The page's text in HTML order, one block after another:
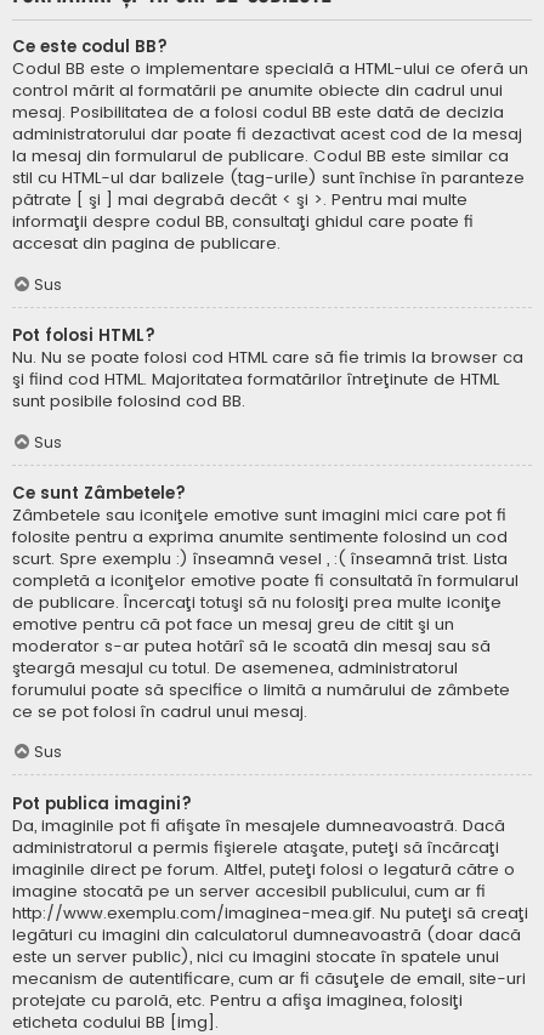
Ce este codul BB?
Codul BB este o implementare specială a HTML-ului ce oferă un
control mărit al formatării pe anumite obiecte din cadrul unui
mesaj. Posibilitatea de a folosi codul BB este dată de decizia
administratorului dar poate fi dezactivat acest cod de la mesaj
la mesaj din formularul de publicare. Codul BB este similar ca
stil cu HTML-ul dar balizele (tag-urile) sunt închise în paranteze
pătrate [ şi ] mai degrabă decât < şi >. Pentru mai multe
informaţii despre codul BB, consultaţi ghidul care poate fi
accesat din pagina de publicare.
Sus
Pot folosi HTML?
Nu. Nu se poate folosi cod HTML care să fie trimis la browser ca
şi fiind cod HTML. Majoritatea formatărilor întreţinute de HTML
sunt posibile folosind cod BB.
Sus
Ce sunt Zâmbetele?
Zâmbetele sau iconiţele emotive sunt imagini mici care pot fi
folosite pentru a exprima anumite sentimente folosind un cod
scurt. Spre exemplu :) înseamnă vesel , :( înseamnă trist. Lista
completă a iconiţelor emotive poate fi consultată în formularul
de publicare. Încercaţi totuşi să nu folosiţi prea multe iconiţe
emotive pentru că pot face un mesaj greu de citit şi un
moderator s-ar putea hotărî să le scoată din mesaj sau să
şteargă mesajul cu totul. De asemenea, administratorul
forumului poate să specifice o limită a numărului de zâmbete
ce se pot folosi în cadrul unui mesaj.
Sus
Pot publica imagini?
Da, imaginile pot fi afişate în mesajele dumneavoastră. Dacă
administratorul a permis fişierele ataşate, puteţi să încărcaţi
imaginile direct pe forum. Altfel, puteţi folosi o legatură către o
imagine stocată pe un server accesibil publicului, cum ar fi
http://www.exemplu.com/imaginea-mea.gif. Nu puteţi să creaţi
legături cu imagini din calculatorul dumneavoastră (doar dacă
este un server public), nici cu imagini stocate în spatele unui
mecanism de autentificare, cum ar fi căsuţele de email, site-uri
protejate cu parolă, etc. Pentru a afişa imaginea, folosiţi
eticheta codului BB [img].